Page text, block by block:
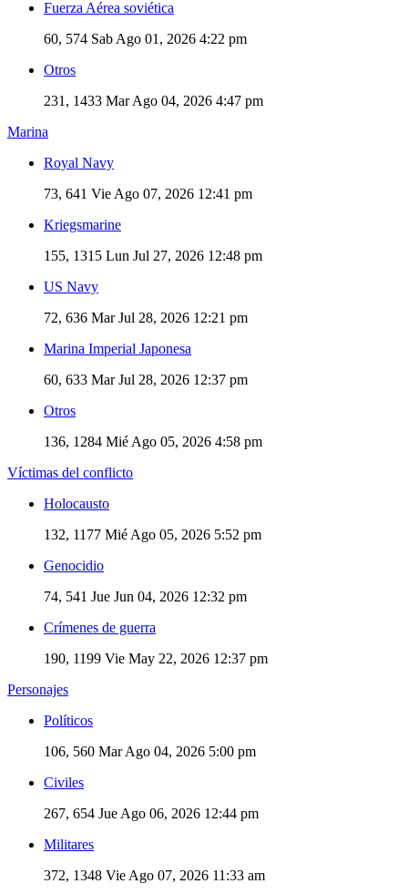
Fuerza Aérea soviética
60, 574 Sab Ago 01, 2026 4:22 pm
Otros
231, 1433 Mar Ago 04, 2026 4:47 pm
Marina
Royal Navy
73, 641 Vie Ago 07, 2026 12:41 pm
Kriegsmarine
155, 1315 Lun Jul 27, 2026 12:48 pm
US Navy
72, 636 Mar Jul 28, 2026 12:21 pm
Marina Imperial Japonesa
60, 633 Mar Jul 28, 2026 12:37 pm
Otros
136, 1284 Mié Ago 05, 2026 4:58 pm
Víctimas del conflicto
Holocausto
132, 1177 Mié Ago 05, 2026 5:52 pm
Genocidio
74, 541 Jue Jun 04, 2026 12:32 pm
Crímenes de guerra
190, 1199 Vie May 22, 2026 12:37 pm
Personajes
Políticos
106, 560 Mar Ago 04, 2026 5:00 pm
Civiles
267, 654 Jue Ago 06, 2026 12:44 pm
Militares
372, 1348 Vie Ago 07, 2026 11:33 am